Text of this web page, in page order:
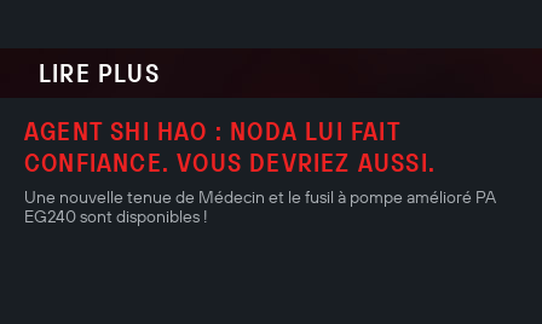
LIRE PLUS
AGENT SHI HAO : NODA LUI FAIT
CONFIANCE. VOUS DEVRIEZ AUSSI.
Une nouvelle tenue de Médecin et le fusil à pompe amélioré PA
EG240 sont disponibles !